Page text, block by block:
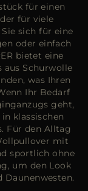
für einen
für viele
sich für eine
oder einfach
bietet eine
aus Schurwolle
was Ihren
Ihr Bedarf
geht,
klassischen
Für den Alltag
mit
sportlich ohne
um den Look
Daunenwesten.